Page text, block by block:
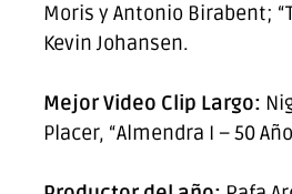
Moris y Antonio Birabent;
Kevin Johansen.
Mejor Video Clip Largo:
Placer, “Almendra I – 50